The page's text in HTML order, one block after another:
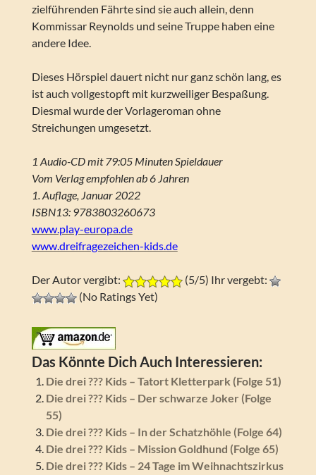
zielführenden Fährte sind sie auch allein, denn
Kommissar Reynolds und seine Truppe haben eine
andere Idee.
Dieses Hörspiel dauert nicht nur ganz schön lang, es
ist auch vollgestopft mit kurzweiliger Bespaßung.
Diesmal wurde der Vorlageroman ohne
Streichungen umgesetzt.
1 Audio-CD mit 79:05 Minuten Spieldauer
Vom Verlag empfohlen ab 6 Jahren
1. Auflage, Januar 2022
ISBN13: 9783803260673
www.play-europa.de
www.dreifragezeichen-kids.de
Der Autor vergibt:
(5/5) Ihr vergebt:
(No Ratings Yet)
Das Könnte Dich Auch Interessieren:
Die drei ??? Kids – Tatort Kletterpark (Folge 51)
Die drei ??? Kids – Der schwarze Joker (Folge
55)
Die drei ??? Kids – In der Schatzhöhle (Folge 64)
Die drei ??? Kids – Mission Goldhund (Folge 65)
Die drei ??? Kids – 24 Tage im Weihnachtszirkus